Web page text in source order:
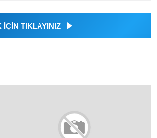
İÇİN TIKLAYINIZ